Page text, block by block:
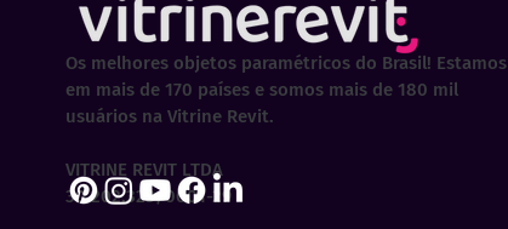
Os melhores objetos paramétricos do Brasil! Estamos
em mais de 170 países e somos mais de 180 mil
usuários na Vitrine Revit.
VITRINE REVIT LTDA
30.202.323/0001-29